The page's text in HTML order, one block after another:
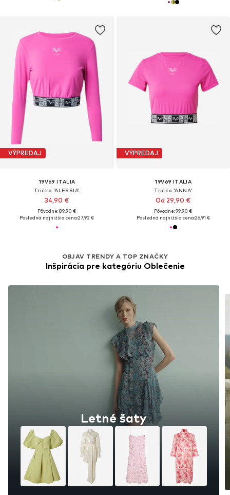
VÝPREDAJ
19V69 ITALIA
Tričko 'ALESSIA'
34,90 €
Pôvodne: 89,90 €
Posledná najnižšia cena:27,92 €
VÝPREDAJ
19V69 ITALIA
Tričko 'ANNA'
Od 29,90 €
Pôvodne: 99,90 €
Posledná najnižšia cena:26,91 €
OBJAV TRENDY A TOP ZNAČKY
Inšpirácia pre kategóriu Oblečenie
Letné šaty